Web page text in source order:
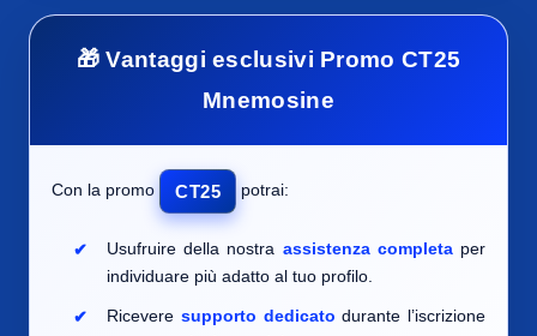
🎁 Vantaggi esclusivi Promo CT25
Mnemosine
Con la promo CT25 potrai:
Usufruire della nostra assistenza completaper
individuare più adatto al tuo profilo.
Ricevere supporto dedicato durante l’iscrizione